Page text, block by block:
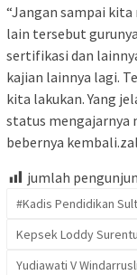
“Jangan sampai
lain tersebut
sertifikasi dan
kajian lainnya lagi.
kita lakukan. Yang
status mengajarnya
bebernya kembali.zal
jumlah
#Kadis Pendidikan
Kepsek Loddy Surentu
Yudiawati V